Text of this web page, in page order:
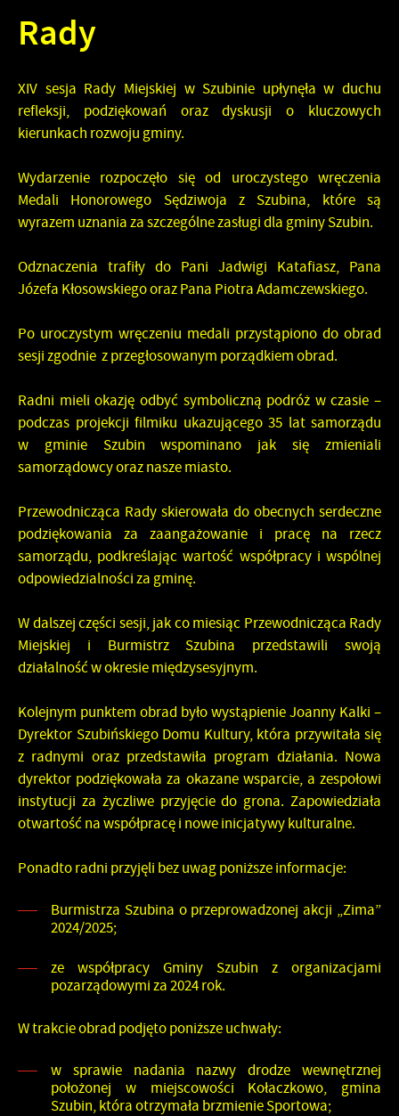
Rady
XIV sesja Rady Miejskiej w Szubinie upłynęła w duchu
refleksji, podziękowań oraz dyskusji o kluczowych
kierunkach rozwoju gminy.
Wydarzenie rozpoczęło się od uroczystego wręczenia
Medali Honorowego Sędziwoja z Szubina, które są
wyrazem uznania za szczególne zasługi dla gminy Szubin.
Odznaczenia trafiły do Pani Jadwigi Katafiasz, Pana
Józefa Kłosowskiego oraz Pana Piotra Adamczewskiego.
Po uroczystym wręczeniu medali przystąpiono do obrad
sesji zgodnie z przegłosowanym porządkiem obrad.
Radni mieli okazję odbyć symboliczną podróż w czasie –
podczas projekcji filmiku ukazującego 35 lat samorządu
w gminie Szubin wspominano jak się zmieniali
samorządowcy oraz nasze miasto.
Przewodnicząca Rady skierowała do obecnych serdeczne
podziękowania za zaangażowanie i pracę na rzecz
samorządu, podkreślając wartość współpracy i wspólnej
odpowiedzialności za gminę.
W dalszej części sesji, jak co miesiąc Przewodnicząca Rady
Miejskiej i Burmistrz Szubina przedstawili swoją
działalność w okresie międzysesyjnym.
Kolejnym punktem obrad było wystąpienie Joanny Kalki –
Dyrektor Szubińskiego Domu Kultury, która przywitała się
z radnymi oraz przedstawiła program działania. Nowa
dyrektor podziękowała za okazane wsparcie, a zespołowi
instytucji za życzliwe przyjęcie do grona. Zapowiedziała
otwartość na współpracę i nowe inicjatywy kulturalne.
Ponadto radni przyjęli bez uwag poniższe informacje:
Burmistrza Szubina o przeprowadzonej akcji „Zima”
2024/2025;
ze współpracy Gminy Szubin z organizacjami
pozarządowymi za 2024 rok.
W trakcie obrad podjęto poniższe uchwały:
w sprawie nadania nazwy drodze wewnętrznej
położonej w miejscowości Kołaczkowo, gmina
Szubin, która otrzymała brzmienie Sportowa;